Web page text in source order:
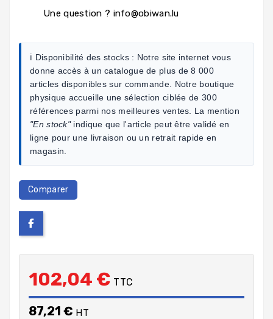
Une question ? info@obiwan.lu
ℹ️ Disponibilité des stocks : Notre site internet vous
donne accès à un catalogue de plus de 8 000
articles disponibles sur commande. Notre boutique
physique accueille une sélection ciblée de 300
références parmi nos meilleures ventes. La mention
"En stock"indique que l'article peut être validé en
ligne pour une livraison ou un retrait rapide en
magasin.
Comparer
102,04 € TTC
87,21 € HT